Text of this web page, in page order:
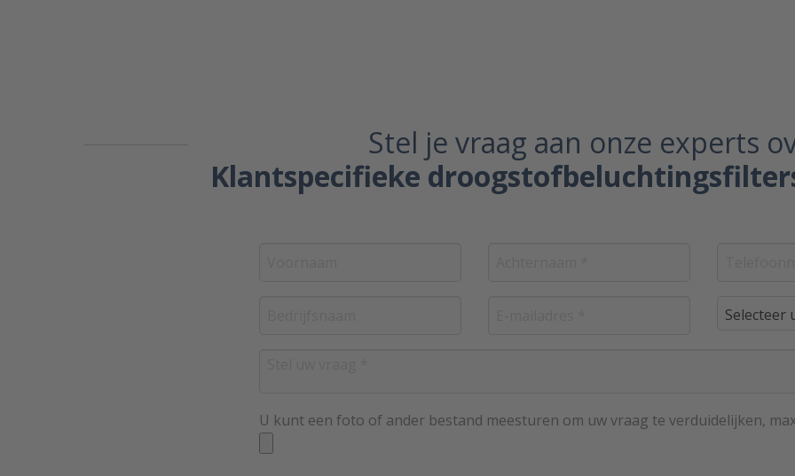
Stel je vraag aan onze experts
Klantspecifieke
U kunt een foto of ander bestand meesturen om uw vraag te verduidelijken,